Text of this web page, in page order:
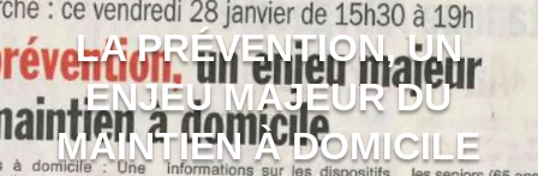
LA PRÉVENTION, UN
ENJEU MAJEUR DU
MAINTIEN À DOMICILE